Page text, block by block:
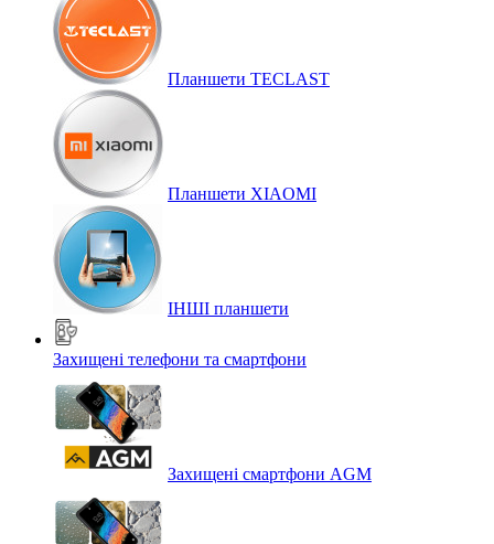
Планшети TECLAST
Планшети XIAOMI
ІНШІ планшети
Захищені телефони та смартфони
Захищені смартфони AGM